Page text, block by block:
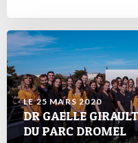
LE 25 MARS 2020
DR GAELLE
DU PARC DROMEL